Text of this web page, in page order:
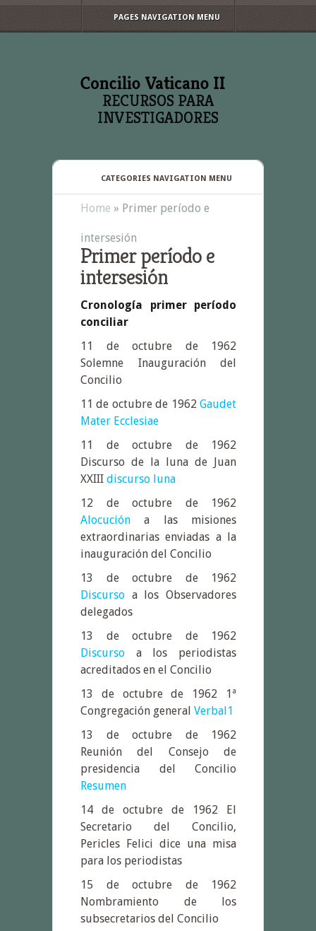
PAGES NAVIGATION MENU
RECURSOS PARA
INVESTIGADORES
CATEGORIES NAVIGATION MENU
Home » Primer período e
intersesión
Primer período e
intersesión
Cronología primer período
conciliar
11 de octubre de 1962
Solemne Inauguración del
Concilio
11 de octubre de 1962 Gaudet
Mater Ecclesiae
11 de octubre de 1962
Discurso de la luna de Juan
XXIII discurso luna
12 de octubre de 1962
Alocución a las misiones
extraordinarias enviadas a la
inauguración del Concilio
13 de octubre de 1962
Discurso a los Observadores
delegados
13 de octubre de 1962
Discurso a los periodistas
acreditados en el Concilio
13 de octubre de 1962 1ª
Congregación general Verbal1
13 de octubre de 1962
Reunión del Consejo de
presidencia del Concilio
Resumen
14 de octubre de 1962 El
Secretario del Concilio,
Pericles Felici dice una misa
para los periodistas
15 de octubre de 1962
Nombramiento de los
subsecretarios del Concilio